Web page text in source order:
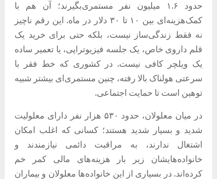
حدود ۱.۶ میلیون نفر مستمری‌بگیرند؛ آن هم با
کمک‌هزینه‌ای بین ۱۰ تا ۳۰ دلار در ماه. این رقم ناچیز
نه فقط زندگی‌ساز نیست، بلکه حتی برای خرید یک
قلم داروی خاص، یک جلسه فیزیوتراپی، یا تعمیر ساده
یک ویلچر کافی نیست. در کشوری که خط فقر با
سرعتی هولناک بالا رفته، چنین مستمری‌ای بیشتر شبیه
توهین است تا حمایت اجتماعی.
در میان معلولان، حدود ۵۳۰ هزار نفر دارای معلولیت
شدید و بسیار شدید هستند؛ کسانی که اغلب امکان
اشتغال ندارند، به مراقبت دائمی نیازمندند و
خانواده‌هایشان زیر بار هزینه‌های مالی کمر خم
کرده‌اند. در بسیاری از این خانواده‌ها معلولان و بیماران